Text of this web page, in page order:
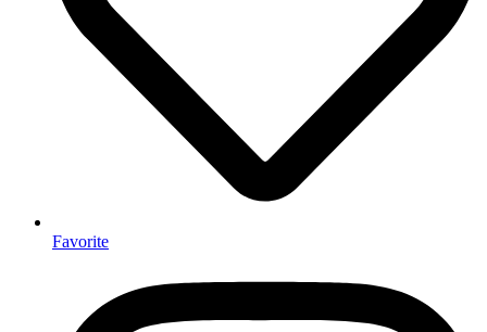
Favorite